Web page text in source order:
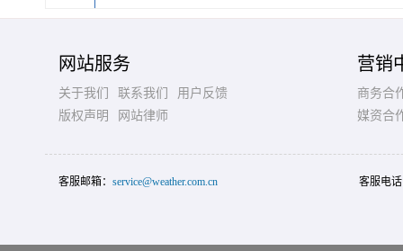
网站服务
关于我们 联系我们
用户反馈
版权声明
网站律师
营销
商务合
媒资合
客服邮箱： service@weather.com.cn 客服电